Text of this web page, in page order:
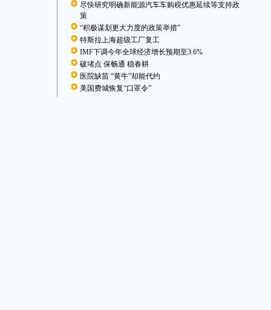
尽快研究明确新能源汽车车购税优惠延续等支持政
策
“积极谋划更大力度的政策举措”
特斯拉上海超级工厂复工
IMF下调今年全球经济增长预期至3.6%
破堵点 保畅通 稳春耕
医院缺苗 “黄牛”却能代约
美国费城恢复“口罩令”